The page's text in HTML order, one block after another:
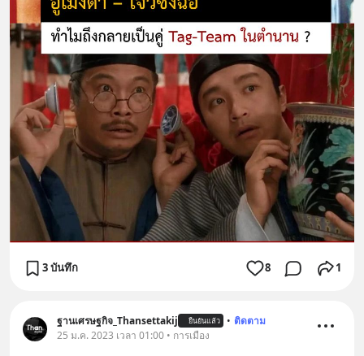
3 บันทึก 8 1
ฐานเศรษฐกิจ_Thansettakij ยืนยันแล้ว • ติดตาม
25 ม.ค. 2023 เวลา 01:00 • การเมือง